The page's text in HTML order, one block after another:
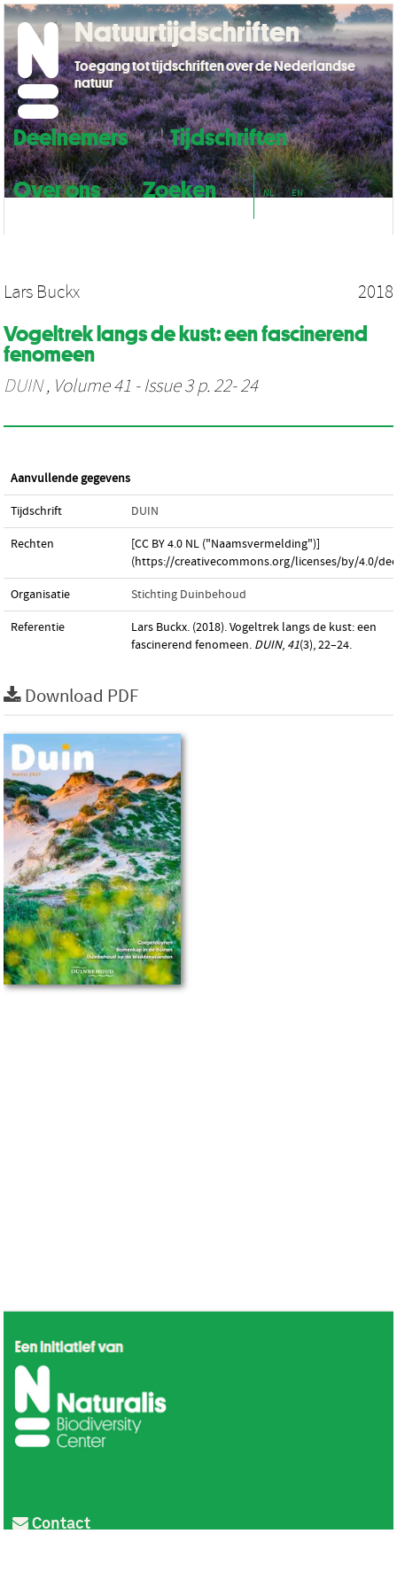
Deelnemers
Tijdschriften
Over ons
Zoeken NL EN
Natuurtijdschriften
Toegang tot tijdschriften over de Nederlandse
natuur
Lars Buckx 2018
Vogeltrek langs de kust: een fascinerend
fenomeen
DUIN, Volume 41 - Issue 3 p. 22- 24
Aanvullende gegevens
Tijdschrift DUIN
Rechten
[CC BY 4.0 NL ("Naamsvermelding")]
(https://creativecommons.org/licenses/by/4.0/
Organisatie Stichting Duinbehoud
Referentie
Lars Buckx. (2018). Vogeltrek langs de kust: een
fascinerend fenomeen. DUIN, 41(3), 22–24.
Download PDF
Contact